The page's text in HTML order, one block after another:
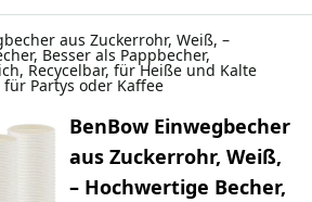
aus Zuckerrohr, Weiß, –
Besser als Pappbecher,
Recycelbar, für Heiße und Kalte
Partys oder Kaffee
BenBow Einwegbecher
aus Zuckerrohr, Weiß,
– Hochwertige Becher,